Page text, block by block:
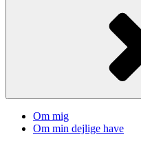
Om mig
Om min dejlige have